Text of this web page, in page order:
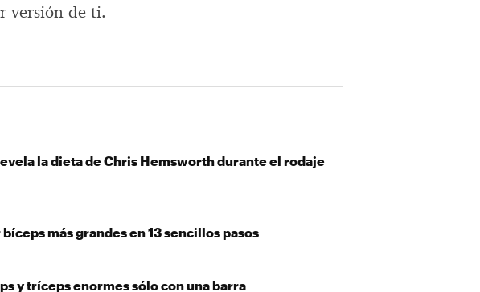
versión de ti.
la dieta de Chris Hemsworth durante el rodaje
más grandes en 13 sencillos pasos
y tríceps enormes sólo con una barra